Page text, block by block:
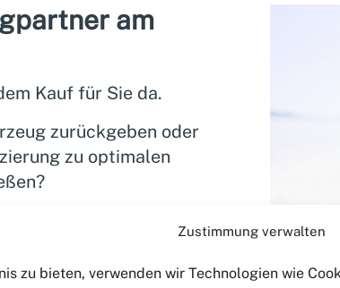
Zustimmung verwalten
zu bieten, verwenden wir Technologien wie
am
Kauf für Sie da.
zurückgeben oder
zu optimalen
Traum langfristig